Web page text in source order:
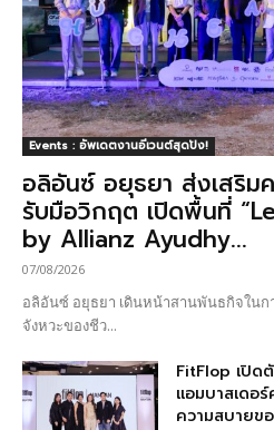
Events : อัพเดตงานอีเวนต์สุดปัง!
อลิอันซ์ อยุธยา ส่งเสริม
รับมือวิกฤต เปิดพื้นที่
by Allianz Ayudhy...
07/08/2026
อลิอันซ์ อยุธยา เดินหน้าสานพันธกิจในก
จังหวะของชีว...
FitFlop เปิด
แอมบาสเดอ
ความสบายข